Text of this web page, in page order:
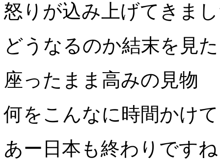
怒りが込み上げてきま
どうなるのか結末を見
座ったまま高みの見物
何をこんなに時間かけ
あー日本も終わりですね